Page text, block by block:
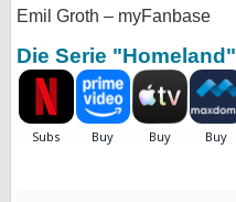
Emil Groth – myFanbase
Die Serie